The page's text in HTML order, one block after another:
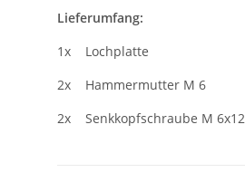
Lieferumfang:
1x Lochplatte
2x Hammermutter M 6
2x Senkkopfschraube M